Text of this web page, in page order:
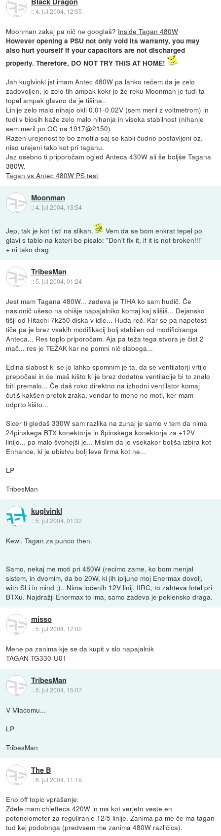
::4. jul 2004, 12:55
Moonman zakaj pa nič ne googlaš? Inside Tagan 480W
However opening a PSU not only void its warranty, you may
also hurt yourself if your capacitors are not discharged
properly. Therefore, DO NOT TRY THIS AT HOME!
Jah kuglvinkl jst imam Antec 480W pa lahko rečem da je zelo
zadovoljen, je zelo tih ampak kokr je že reku Moonman je tudi ta
topel ampak glavno da je tišina..
Linije zelo malo nihajo okli 0.01-0.02V (sem meril z voltmetrom) in
tudi v biosih kaže zelo malo nihanja in visoka stabilnost (nihanje
sem meril po OC na 1917@2150)
Razen urejenost te bo zmotila saj so kabli čudno postavljeni oz.
niso urejeni tako kot pri taganu.
Jaz osebno ti priporočam ogled Anteca 430W ali še boljše Tagana
380W.
Tagan vs Antec 480W PS test
Moonman
::4. jul 2004, 13:54
Jep, tak je kot tisti na slikah.
Vem da se bom enkrat tepel po
glavi s tablo na kateri bo pisalo: "Don't fix it, if it is not broken!!!"
+ ni tako drag
TribesMan
::5. jul 2004, 01:24
Jest mam Tagana 480W... zadeva je TIHA ko sam hudič. Če
naslonič ušeso na ohišje napajalniko komaj kaj slišiš... Dejansko
tišji od Hitachi 7k250 diska v idle... Huda reč. Kar se pa napetosti
tiče pa je brez vsakih modifikacij bolj stabilen od modificiranga
Anteca... Res toplo priporočam. Aja pa teža tega stvora je čist 2
mač... res je TEŽAK kar ne pomni nič slabega...
Edina slabost ki se jo lahko spomnim je ta, da se ventilatorji vrtijo
prepočasi in če imaš kišto ki je brez dodatne ventilacije bi to znalo
biti premalo... Če daš roko direktno na izhodni ventilator komaj
čutiš kakšen pretok zraka, vendar to mene ne moti, ker mam
odprto kišto...
Sicer ti gledaš 330W sam razlika na zunaj je samo v tem da nima
24pinskega BTX konektorja in 8pinskega konektorja za +12V
linijo... pa malo švohejši je... Mislim da je vsekakor boljša izbira kot
Enhance, ki je ubistvu bolj leva firma kot ne...
LP
TribesMan
kuglvinkl
:: 5. jul 2004, 01:32
Kewl. Tagan za punco then.
Samo, nekaj me moti pri 480W (recimo zame, ko bom menjal
sistem, in dvomim, da bo 20W, ki jih ipljune moj Enermax dovolj,
with SLi in mind ;).. Nima ločenih 12V linij. IIRC, to zahteva Intel pri
BTXu. Najdražji Enermax to ima, samo zadeva je peklensko draga.
misso
::5. jul 2004, 12:02
Mene pa zanima kje se da kupit v slo napajalnik
TAGAN TG330-U01
TribesMan
:: 5. jul 2004, 15:07
V Mlacomu...
LP
TribesMan
The B
::6. jul 2004, 11:19
Eno off topic vprašanje:
Zdele mam chiefteca 420W in ma kot verjetn veste en
potenciometer za reguliranje 12/5 linije. Zanima pa me če ma tagan
tud kej podobnga (predvsem me zanima 480W različica).